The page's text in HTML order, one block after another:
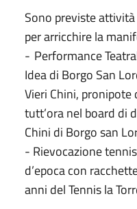
Sono previste
per arricchire la
- Performance
Idea di Borgo San
Vieri Chini, pronipote
tutt’ora nel board di
Chini di Borgo san
- Rievocazione
d’epoca con
anni del Tennis la